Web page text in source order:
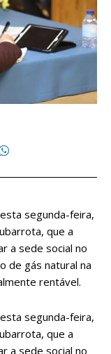
segunda-feira,
que a
a sede social no
de gás natural na
rentável.
segunda-feira,
que a
a sede social no